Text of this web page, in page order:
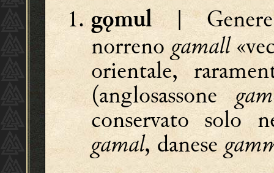
gǫmul| Genere
norrenogamall
orientale,
(anglosassone
conservato solo
gamal, danese